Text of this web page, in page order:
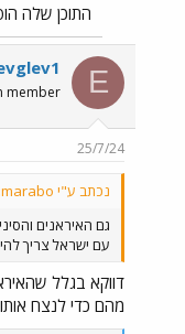
התוכן שלה
E
member
25/7/24
נכתב ע"י marabo:
גם האיראנים
עם ישראל צריך
דווקא בגלל
מהם כדי לנצח